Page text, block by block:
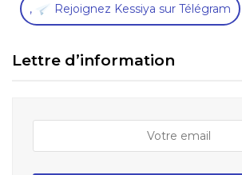
, Rejoignez Kessiya sur Télégram
Lettre d’information